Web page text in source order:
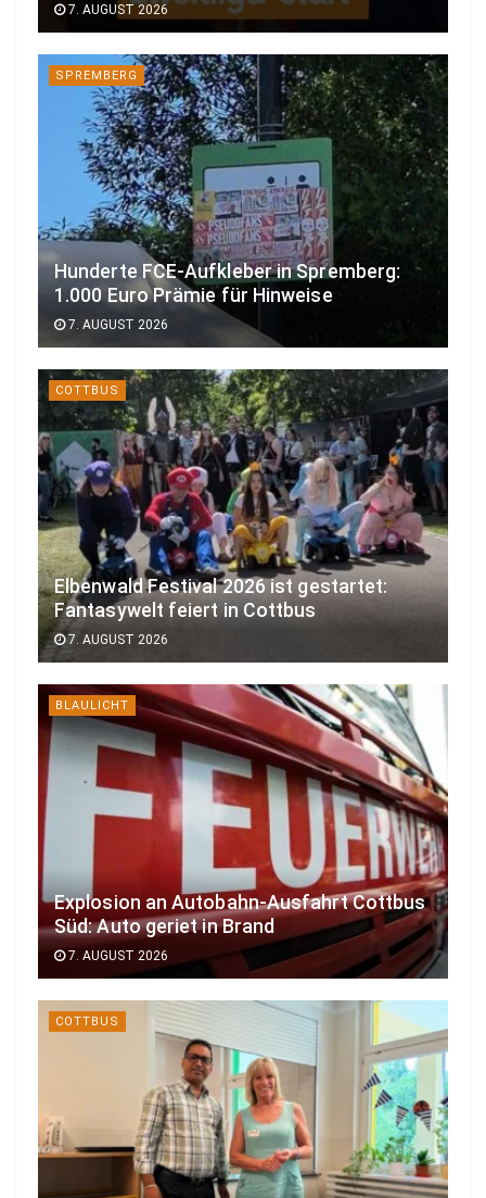
7. AUGUST 2026
SPREMBERG
Hunderte FCE-Aufkleber in Spremberg:
1.000 Euro Prämie für Hinweise
7. AUGUST 2026
COTTBUS
Elbenwald Festival 2026 ist gestartet:
Fantasywelt feiert in Cottbus
7. AUGUST 2026
BLAULICHT
Explosion an Autobahn-Ausfahrt Cottbus
Süd: Auto geriet in Brand
7. AUGUST 2026
COTTBUS